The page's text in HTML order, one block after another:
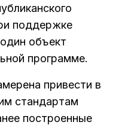
поддержке
объект
программе.
привести в
стандартам
построенные